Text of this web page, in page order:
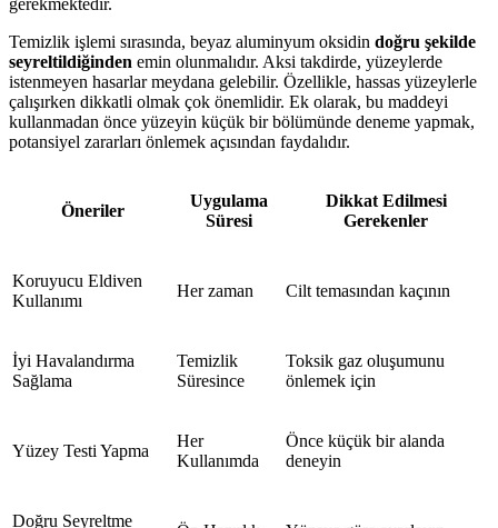
gerekmektedir.
Temizlik işlemi sırasında, beyaz aluminyum oksidin doğru şekilde
seyreltildiğinden emin olunmalıdır. Aksi takdirde, yüzeylerde
istenmeyen hasarlar meydana gelebilir. Özellikle, hassas yüzeylerle
çalışırken dikkatli olmak çok önemlidir. Ek olarak, bu maddeyi
kullanmadan önce yüzeyin küçük bir bölümünde deneme yapmak,
potansiyel zararları önlemek açısından faydalıdır.
Öneriler
Uygulama
Süresi
Dikkat Edilmesi
Gerekenler
Koruyucu Eldiven
Kullanımı
Her zaman Cilt temasından kaçının
İyi Havalandırma
Sağlama
Temizlik
Süresince
Toksik gaz oluşumunu
önlemek için
Yüzey Testi Yapma
Her
Kullanımda
Önce küçük bir alanda
deneyin
Doğru Seyreltme